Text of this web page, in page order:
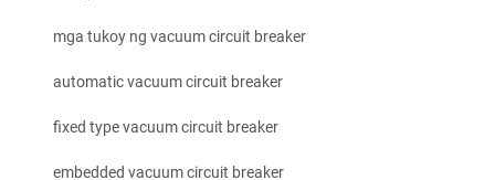
mga tukoy ng vacuum circuit breaker
automatic vacuum circuit breaker
fixed type vacuum circuit breaker
embedded vacuum circuit breaker